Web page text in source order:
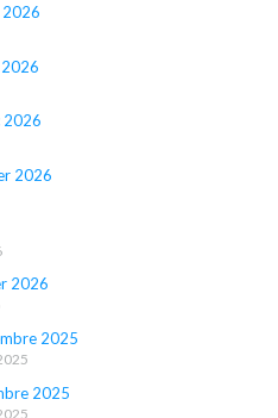
2026
2026
2026
2026
2025
2025